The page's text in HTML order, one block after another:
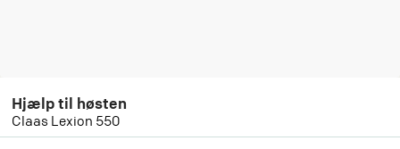
Hjælp til høsten
Claas Lexion 550